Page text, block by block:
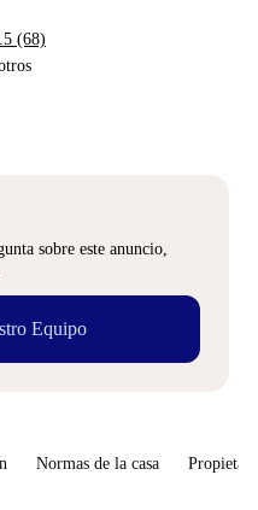
(68)
sobre este anuncio,
Equipo
Normas de la casa